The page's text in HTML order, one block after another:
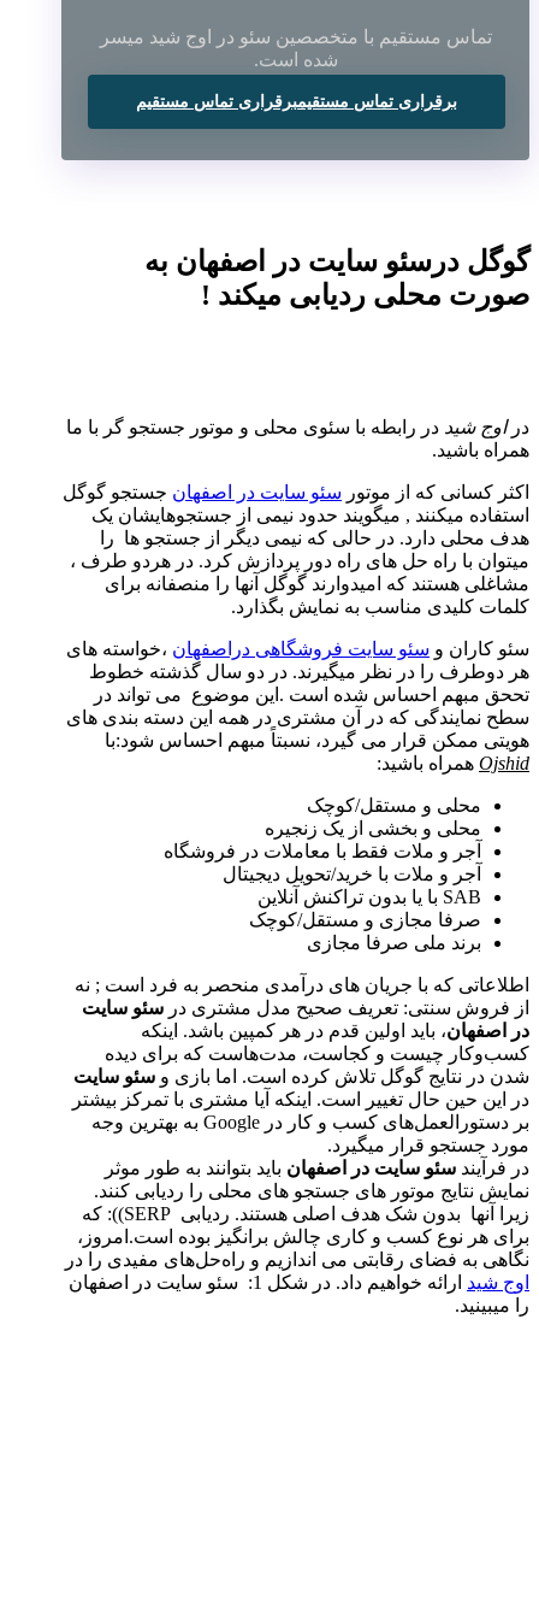
تماس مستقیم با متخصصین سئو در اوج شید میسر
شده است.
برقراری تماس مستقیمبرقراری تماس مستقیم
گوگل درسئو سایت در اصفهان به
صورت محلی ردیابی میکند !
دراوج شید در رابطه با سئوی محلی و موتور جستجو گر با ما
همراه باشید.
اکثر کسانی که از موتور سئو سایت در اصفهان جستجو گوگل
استفاده میکنند , میگویند حدود نیمی از جستجوهایشان یک
هدف محلی دارد. در حالی که نیمی دیگر از جستجو ها را
میتوان با راه حل های راه دور پردازش کرد. در هردو طرف ،
مشاغلی هستند که امیدوارند گوگل آنها را منصفانه برای
کلمات کلیدی مناسب به نمایش بگذارد.
سئو کاران و سئو سایت فروشگاهی دراصفهان ،خواسته های
هر دوطرف را در نظر میگیرند. در دو سال گذشته خطوط
تححق مبهم احساس شده است .این موضوع می تواند در
سطح نمایندگی که در آن مشتری در همه این دسته بندی های
هویتی ممکن قرار می گیرد، نسبتاً مبهم احساس شود:با
Ojshid همراه باشید:
محلی و مستقل/کوچک
محلی و بخشی از یک زنجیره
آجر و ملات فقط با معاملات در فروشگاه
آجر و ملات با خرید/تحویل دیجیتال
SAB با یا بدون تراکنش آنلاین
صرفا مجازی و مستقل/کوچک
برند ملی صرفا مجازی
اطلاعاتی که با جریان های درآمدی منحصر به فرد است ; نه
از فروش سنتی: تعریف صحیح مدل مشتری در سئو سایت
در اصفهان، باید اولین قدم در هر کمپین باشد. اینکه
کسب‌وکار چیست و کجاست، مدت‌هاست که برای دیده
شدن در نتایج گوگل تلاش کرده است. اما بازی و سئو سایت
در این حین حال تغییر است. اینکه آیا مشتری با تمرکز بیشتر
بر دستورالعمل‌های کسب و کار در Google به بهترین وجه
مورد جستجو قرار میگیرد.
در فرآیند سئو سایت در اصفهان باید بتوانند به طور موثر
نمایش نتایج موتور های جستجو های محلی را ردیابی کنند.
زیرا آنها بدون شک هدف اصلی هستند. ردیابی SERP)): که
برای هر نوع کسب و کاری چالش برانگیز بوده است.امروز،
نگاهی به فضای رقابتی می اندازیم و راه‌حل‌های مفیدی را در
اوج شید
ارائه خواهیم داد. در شكل 1: سئو سایت در اصفهان
را میبینید.